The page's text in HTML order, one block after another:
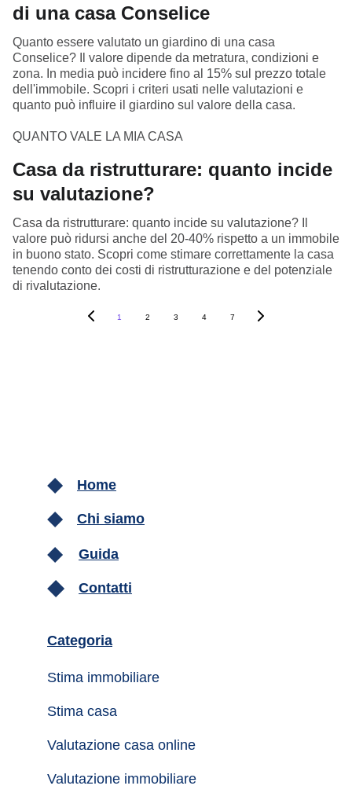
di una casa Conselice
Quanto essere valutato un giardino di una casa
Conselice? Il valore dipende da metratura, condizioni e
zona. In media può incidere fino al 15% sul prezzo totale
dell'immobile. Scopri i criteri usati nelle valutazioni e
quanto può influire il giardino sul valore della casa.
QUANTO VALE LA MIA CASA
Casa da ristrutturare: quanto incide
su valutazione?
Casa da ristrutturare: quanto incide su valutazione? Il
valore può ridursi anche del 20-40% rispetto a un immobile
in buono stato. Scopri come stimare correttamente la casa
tenendo conto dei costi di ristrutturazione e del potenziale
di rivalutazione.
1 2 3 4 7
Home
Guida
Contatti
Chi siamo
Categoria
Stima immobiliare
Stima casa
Valutazione casa online
Valutazione immobiliare